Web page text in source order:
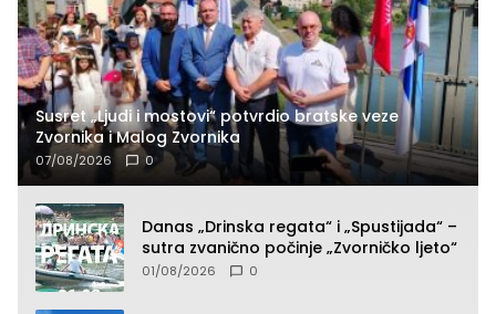
Susret „Ljudi i mostovi“ potvrdio bratske veze
Zvornika i Malog Zvornika
07/08/2026 0
Danas „Drinska regata“ i „Spustijada“ –
sutra zvanično počinje „Zvorničko ljeto“
01/08/2026 0